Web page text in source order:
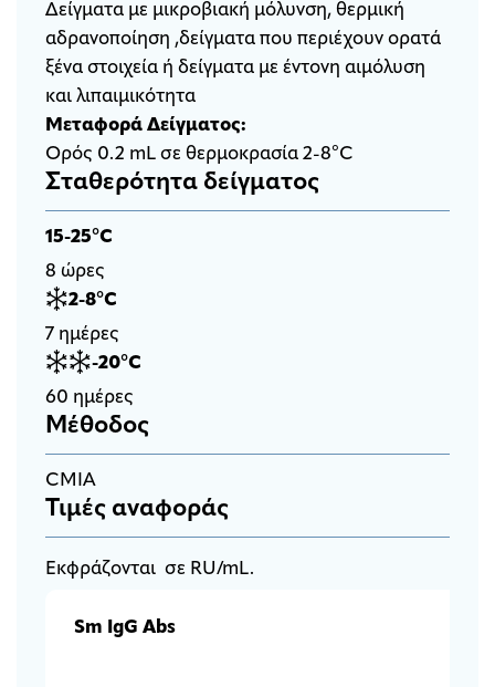
Δείγματα με μικροβιακή μόλυνση, θερμική
αδρανοποίηση ,δείγματα που περιέχουν ορατά
ξένα στοιχεία ή δείγματα με έντονη αιμόλυση
και λιπαιμικότητα
Μεταφορά Δείγματος:
Ορός 0.2 mL σε θερμοκρασία 2-8°C
Σταθερότητα δείγματος
15-25°C
8 ώρες
2-8°C
7 ημέρες
-20°C
60 ημέρες
Μέθοδος
CMIA
Τιμές αναφοράς
Εκφράζονται σε RU/mL.
Sm IgG Abs